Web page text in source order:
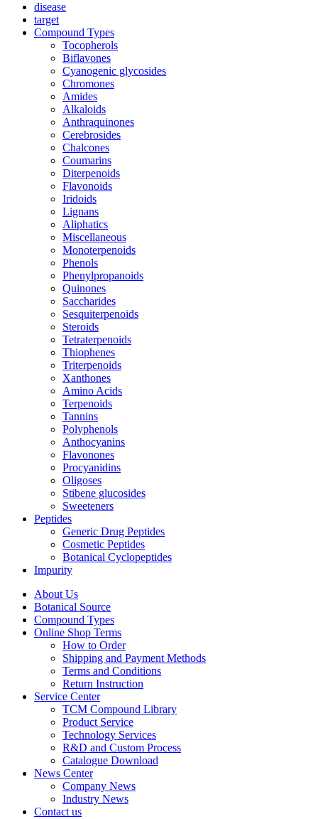
disease
target
Compound Types
Tocopherols
Biflavones
Cyanogenic glycosides
Chromones
Amides
Alkaloids
Anthraquinones
Cerebrosides
Chalcones
Coumarins
Diterpenoids
Flavonoids
Iridoids
Lignans
Aliphatics
Miscellaneous
Monoterpenoids
Phenols
Phenylpropanoids
Quinones
Saccharides
Sesquiterpenoids
Steroids
Tetraterpenoids
Thiophenes
Triterpenoids
Xanthones
Amino Acids
Terpenoids
Tannins
Polyphenols
Anthocyanins
Flavonones
Procyanidins
Oligoses
Stibene glucosides
Sweeteners
Peptides
Generic Drug Peptides
Cosmetic Peptides
Botanical Cyclopeptides
Impurity
About Us
Botanical Source
Compound Types
Online Shop Terms
How to Order
Shipping and Payment Methods
Terms and Conditions
Return Instruction
Service Center
TCM Compound Library
Product Service
Technology Services
R&D and Custom Process
Catalogue Download
News Center
Company News
Industry News
Contact us